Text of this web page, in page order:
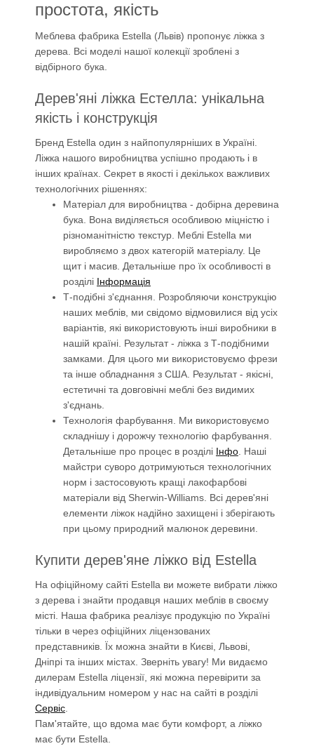
простота, якість
Меблева фабрика Estella (Львів) пропонує ліжка з
дерева. Всі моделі нашої колекції зроблені з
відбірного бука.
Дерев'яні ліжка Естелла: унікальна
якість і конструкція
Бренд Estella один з найпопулярніших в Україні.
Ліжка нашого виробництва успішно продають і в
інших країнах. Секрет в якості і декількох важливих
технологічних рішеннях:
Матеріал для виробництва - добірна деревина
бука. Вона виділяється особливою міцністю і
різноманітністю текстур. Меблі Estella ми
виробляємо з двох категорій матеріалу. Це
щит і масив. Детальніше про їх особливості в
розділі Інформація
Т-подібні з'єднання. Розробляючи конструкцію
наших меблів, ми свідомо відмовилися від усіх
варіантів, які використовують інші виробники в
нашій країні. Результат - ліжка з Т-подібними
замками. Для цього ми використовуємо фрези
та інше обладнання з США. Результат - якісні,
естетичні та довговічні меблі без видимих ​​
з'єднань.
Технологія фарбування. Ми використовуємо
складнішу і дорожчу технологію фарбування.
Детальніше про процес в розділі Інфо . Наші
майстри суворо дотримуються технологічних
норм і застосовують кращі лакофарбові
матеріали від Sherwin-Williams. Всі дерев'яні
елементи ліжок надійно захищені і зберігають
при цьому природний малюнок деревини.
Купити дерев'яне ліжко від Estella
На офіційному сайті Estella ви можете вибрати ліжко
з дерева і знайти продавця наших меблів в своєму
місті. Наша фабрика реалізує продукцію по Україні
тільки в через офіційних ліцензованих
представників. Їх можна знайти в Києві, Львові,
Дніпрі та інших містах. Зверніть увагу! Ми видаємо
дилерам Estella ліцензії, які можна перевірити за
індивідуальним номером у нас на сайті в розділі
Сервіс
Пам'ятайте, що вдома має бути комфорт, а ліжко
має бути Estella.